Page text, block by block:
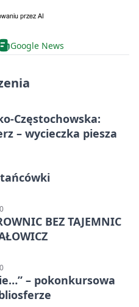
Google News
Częstochowska:
– wycieczka piesza
BEZ TAJEMNIC
– pokonkursowa